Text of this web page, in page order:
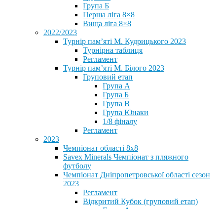
Група Б
Перша ліга 8×8
Вища ліга 8×8
2022/2023
Турнір пам’яті М. Кудрицького 2023
Турнірна таблиця
Регламент
Турнір пам’яті М. Білого 2023
Груповий етап
Група А
Група Б
Група В
Група Юнаки
1/8 фіналу
Регламент
2023
Чемпіонат області 8х8
Savex Minerals Чемпіонат з пляжного
футболу
Чемпіонат Дніпропетровської області сезон
2023
Регламент
Відкритий Кубок (груповий етап)